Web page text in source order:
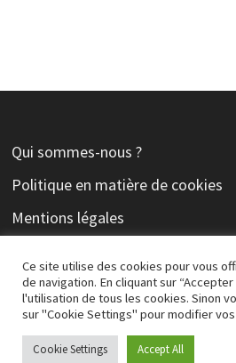
Qui sommes-nous ?
Politique en matière de cookies
Mentions légales
Copyright © 2026 Electromobiliste
Ce site utilise des cookies pour vous
de navigation. En cliquant sur
l'utilisation de tous les cookies. Sinon
sur "Cookie Settings" pour modifier
Cookie Settings Accept All